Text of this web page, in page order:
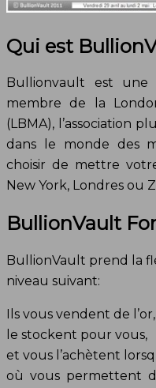
Qui est
Bullionvault est une
membre de la
(LBMA), l’association
dans le monde des
choisir de mettre
New York, Londres ou
BullionVault
BullionVault prend la
niveau suivant:
Ils vous vendent de l’or,
le stockent pour vous,
et vous l’achètent
où vous permettent